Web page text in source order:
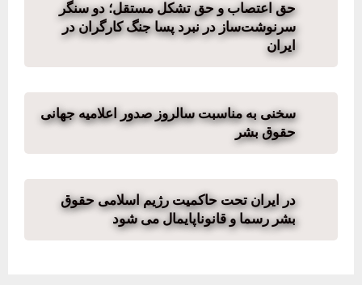
حق اعتصاب و حق تشکل مستقل؛ دو سنگر
سرنوشت‌ساز در نبرد پسا جنگ کارگران در
ایران
سخنی به مناسبت سالروز صدور اعلامیه جهانی
حقوق بشر
در ایران تحت حاکمیت رژیم اسلامی حقوق
بشر رسما و قانوناپایمال می شود